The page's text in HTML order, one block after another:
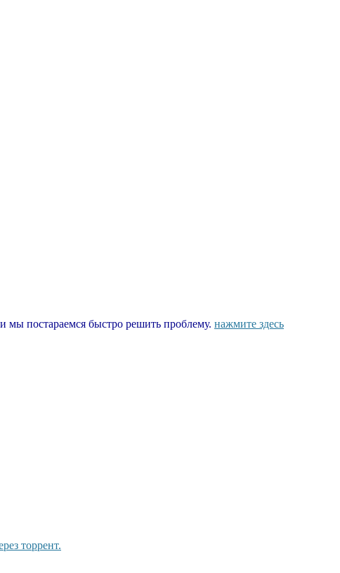
мы постараемся быстро решить проблему. нажмите здесь
торрент.